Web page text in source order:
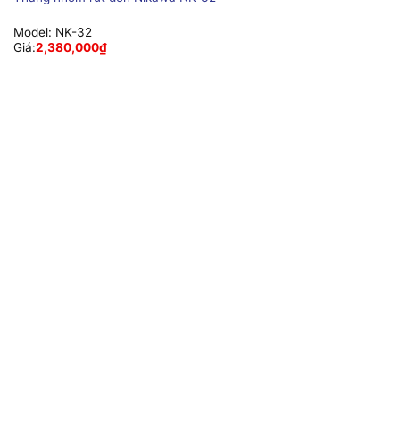
Model: NK-32
Giá:2,380,000₫